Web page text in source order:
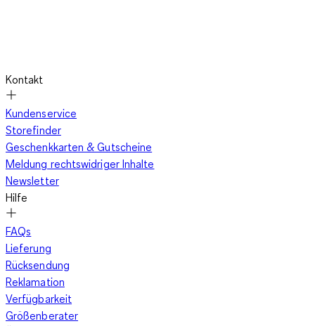
Kontakt
Kundenservice
Storefinder
Geschenkkarten & Gutscheine
Meldung rechtswidriger Inhalte
Newsletter
Hilfe
FAQs
Lieferung
Rücksendung
Reklamation
Verfügbarkeit
Größenberater